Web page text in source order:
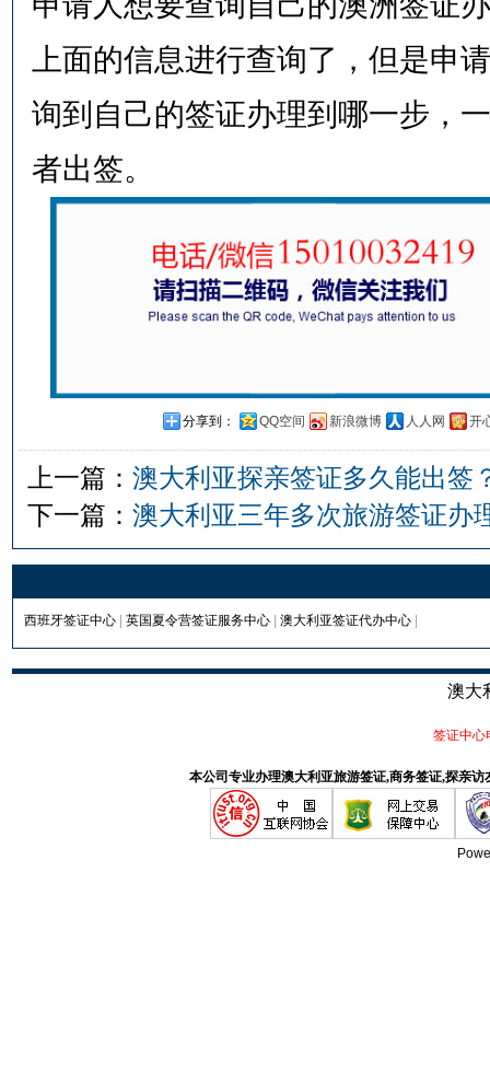
上面的信息进行查询了，但是申
询到自己的签证办理到哪一步，
者出签。
分享到： QQ空间 新浪微博 人人网 开
上一篇： 澳大利亚探亲签证多久能出签
下一篇： 澳大利亚三年多次旅游签证办
西班牙签证中心 英国夏令营签证服务中心 澳大利亚签证代办中心
澳大
签证中心
本公司专业办理澳大利亚旅游签证,商务签证,探亲